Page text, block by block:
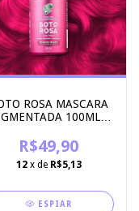
ROSA MASCARA
100ML -
R$49,90
12 x de R$5,13
ESPIAR